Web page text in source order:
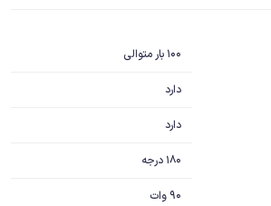
100 بار متوالی
دارد
دارد
180 درجه
90 وات